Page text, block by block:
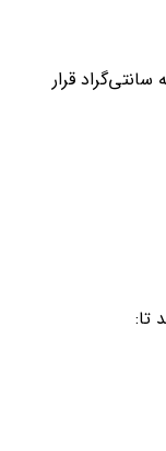
محصول در حرارت 100–121 درجه سانتی‌گراد قرار
تا: